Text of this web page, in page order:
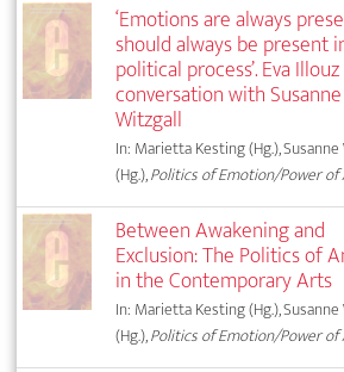
‘Emotions are always
should always be present
political process’. Eva
conversation with Susanne
Witzgall
In: Marietta Kesting (Hg.),
(Hg.),Politics of Emotion/Power
Between Awakening and
Exclusion: The Politics of
in the Contemporary Arts
In: Marietta Kesting (Hg.),
(Hg.),Politics of Emotion/Power